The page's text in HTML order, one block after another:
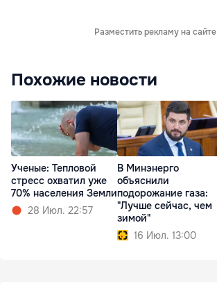
Разместить рекламу на сайте
Похожие новости
Ученые: Тепловой
стресс охватил уже
70% населения Земли
28 Июл. 22:57
В Минэнерго
объяснили
подорожание газа:
"Лучше сейчас, чем
зимой"
16 Июл. 13:00